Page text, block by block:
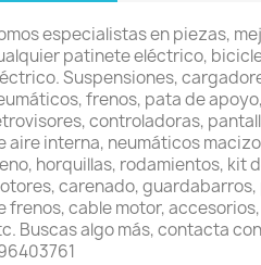
especialistas en piezas,
patinete eléctrico,
Suspensiones,
frenos, pata de
controladoras,
aire interna, neumáticos
horquillas, rodamientos, kit
carenado,
frenos, cable motor,
Buscas algo más, contacta